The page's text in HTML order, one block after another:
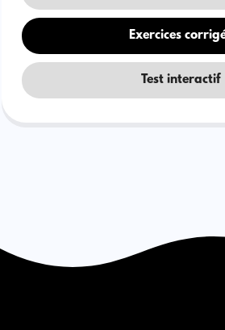
Exercices
Test interactif